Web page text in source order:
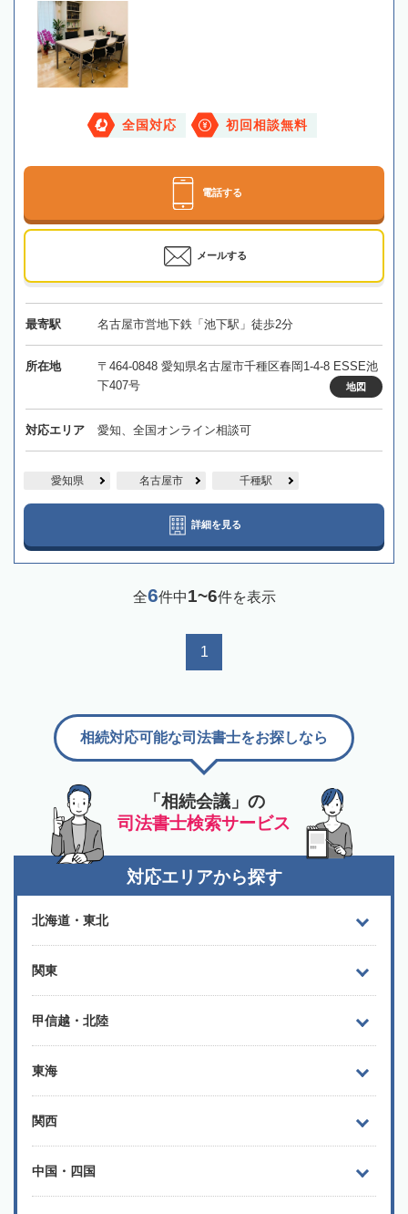
全国対応 初回相談無料
電話する
メールする
最寄駅 名古屋市営地下鉄「池下駅」徒歩2分
所在地
〒464-0848 愛知県名古屋市千種区春岡1-4-8 ESSE池
下407号
地図
対応エリア 愛知、全国オンライン相談可
愛知県 名古屋市 千種駅
詳細を見る
全6件中1~6件を表示
1
「相続会議」の
司法書士検索サービス
相続対応可能な司法書士をお探しなら
対応エリアから探す
北海道・東北
関東
甲信越・北陸
東海
関西
中国・四国